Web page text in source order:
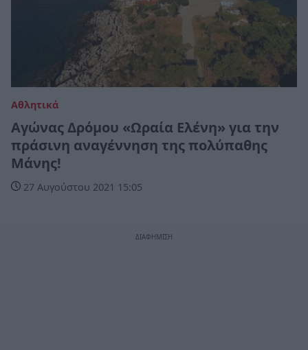
Αθλητικά
Αγώνας Δρόμου «Ωραία Ελένη» για την
πράσινη αναγέννηση της πολύπαθης
Μάνης!
27 Αυγούστου 2021 15:05